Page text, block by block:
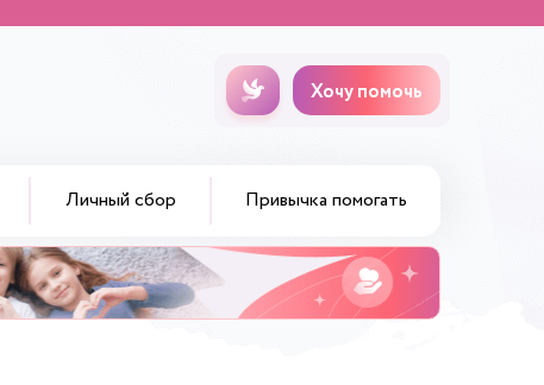
Хочу помочь
Личный сбор Привычка помогать